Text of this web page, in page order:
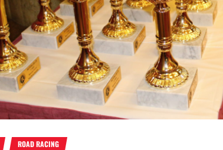
ROAD RACING